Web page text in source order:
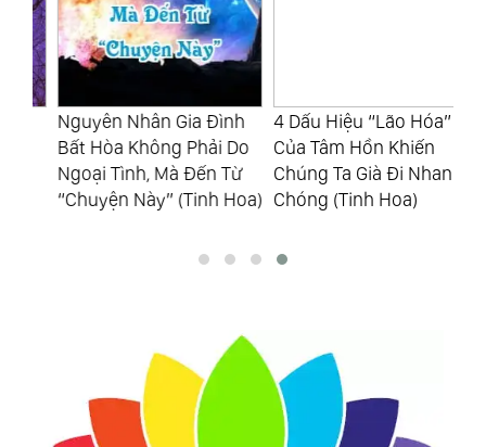
Nguyên Nhân Gia Đình
Bất Hòa Không Phải Do
Ngoại Tình, Mà Đến Từ
“Chuyện Này” (Tinh Hoa)
4 Dấu Hiệu “Lão Hóa”
Của Tâm Hồn Khiến
Chúng Ta Già Đi Nhanh
Chóng (Tinh Hoa)